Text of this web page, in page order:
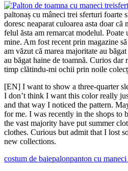
paltonaș cu mâneci trei sferturi foarte
doresc neaparat culoarea asta doar
felul ăsta am remarcat modelul.
mine. Am fost recent prin magazine
am văzut că marea majoritate au
au băgat haine de toamnă. Curios dar
timp clătindu-mi ochii prin noile
[EN] I want to show a three-quarter
I don’t think I want this color really
and that way I noticed the pattern.
for me. I was recently in the shops to
the vast majority have put summer
clothes. Curious but admit that I lost
new collections.
costum de baiepalonpanton cu